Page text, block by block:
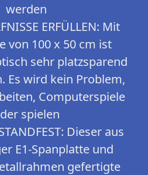
werden
ERFÜLLEN: Mit
von 100 x 50 cm ist
sehr platzsparend
Es wird kein Problem,
Computerspiele
spielen
Dieser aus
E1-Spanplatte und
gefertigte